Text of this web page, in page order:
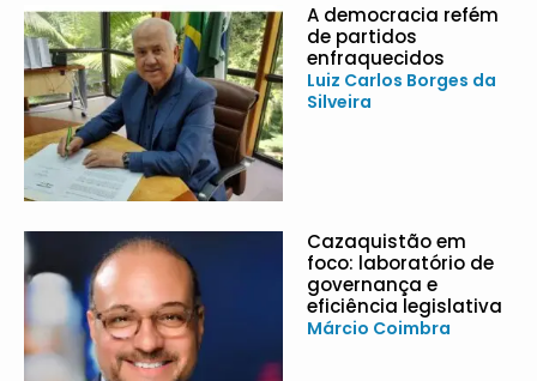
A democracia refém
de partidos
enfraquecidos
Luiz Carlos Borges da
Silveira
Cazaquistão em
foco: laboratório de
governança e
eficiência legislativa
Márcio Coimbra